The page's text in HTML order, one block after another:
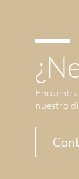
nuestro